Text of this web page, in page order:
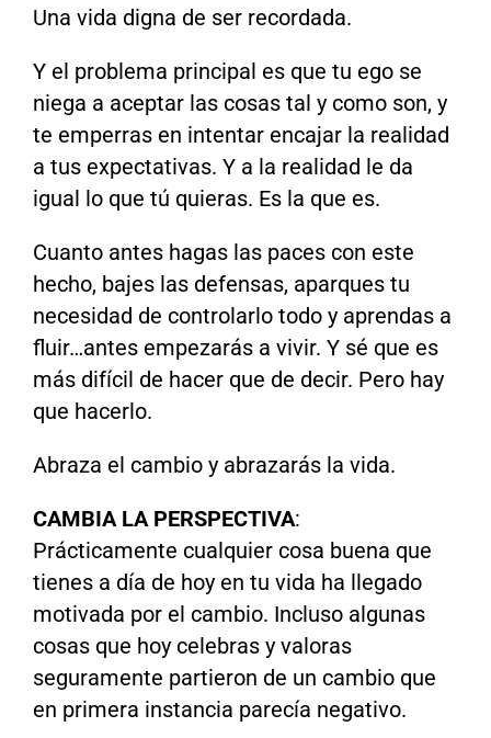
Una vida digna de ser recordada.
Y el problema principal es que tu ego se
niega a aceptar las cosas tal y como son, y
te emperras en intentar encajar la realidad
a tus expectativas. Y a la realidad le da
igual lo que tú quieras. Es la que es.
Cuanto antes hagas las paces con este
hecho, bajes las defensas, aparques tu
necesidad de controlarlo todo y aprendas a
fluir…antes empezarás a vivir. Y sé que es
más difícil de hacer que de decir. Pero hay
que hacerlo.
Abraza el cambio y abrazarás la vida.
CAMBIA LA PERSPECTIVA:
Prácticamente cualquier cosa buena que
tienes a día de hoy en tu vida ha llegado
motivada por el cambio. Incluso algunas
cosas que hoy celebras y valoras
seguramente partieron de un cambio que
en primera instancia parecía negativo.